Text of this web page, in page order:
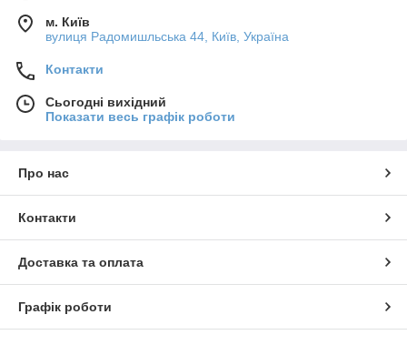
м. Київ
вулиця Радомишльська 44, Київ, Україна
Контакти
Сьогодні вихідний
Показати весь графік роботи
Про нас
Контакти
Доставка та оплата
Графік роботи